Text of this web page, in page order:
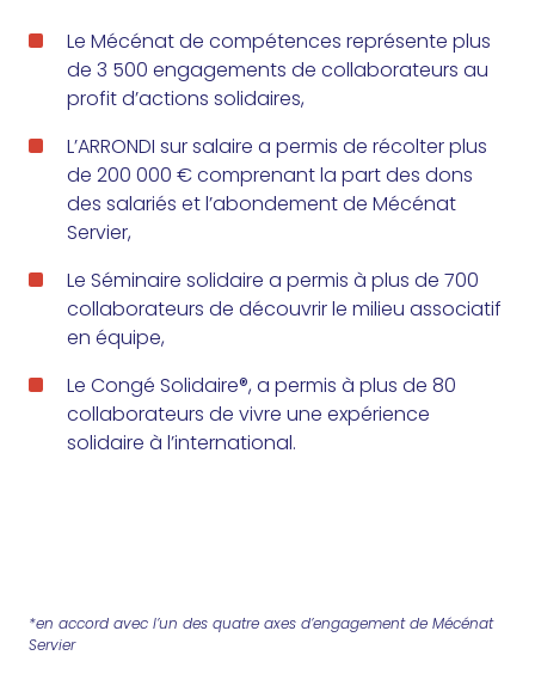
Le Mécénat de compétences représente plus
de 3 500 engagements de collaborateurs au
profit d’actions solidaires,
L’ARRONDI sur salaire a permis de récolter plus
de 200 000 € comprenant la part des dons
des salariés et l’abondement de Mécénat
Servier,
Le Séminaire solidaire a permis à plus de 700
collaborateurs de découvrir le milieu associatif
en équipe,
Le Congé Solidaire®, a permis à plus de 80
collaborateurs de vivre une expérience
solidaire à l’international.
*en accord avec l’un des quatre axes d’engagement de Mécénat
Servier